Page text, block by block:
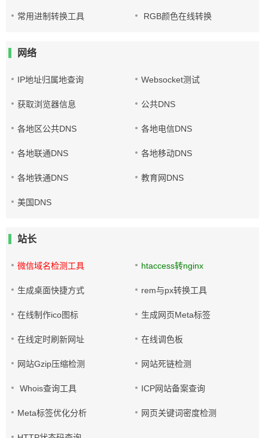
常用进制转换工具 RGB颜色在线转换
网络
IP地址归属地查询 Websocket测试
获取浏览器信息 公共DNS
各地区公共DNS 各地电信DNS
各地联通DNS 各地移动DNS
各地铁通DNS 教育网DNS
美国DNS
站长
微信域名检测工具 htaccess转nginx
生成桌面快捷方式 rem与px转换工具
在线制作ico图标 生成网页Meta标签
在线定时刷新网址 在线调色板
网站Gzip压缩检测 网站死链检测
Whois查询工具 ICP网站备案查询
Meta标签优化分析 网页关键词密度检测